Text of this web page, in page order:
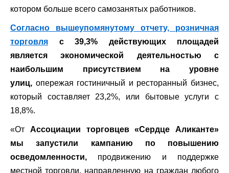
котором больше всего самозанятых работников.
Согласно вышеупомянутому отчету, розничная
торговля с 39,3% действующих площадей
является экономической деятельностью с
наибольшим присутствием на уровне
улиц, опережая гостиничный и ресторанный бизнес,
который составляет 23,2%, или бытовые услуги с
18,8%.
«От Ассоциации торговцев «Сердце Аликанте»
мы запустили кампанию по повышению
осведомленности, продвижению и поддержке
местной торговли, направленную на граждан любого